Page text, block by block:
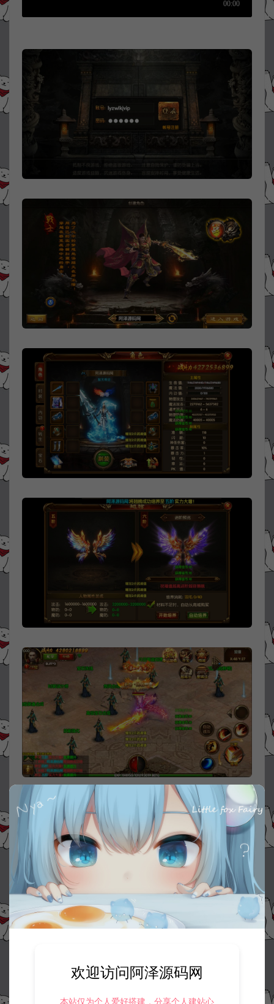
欢迎访问阿泽源码网
本站仅为个人爱好搭建，分享个人建站心